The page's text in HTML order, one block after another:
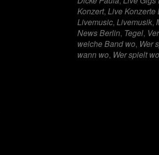
Konzert, Live Konzerte
Livemusic, Livemusik,
News Berlin, Tegel,
welche Band wo, Wer
wann wo, Wer spielt wo